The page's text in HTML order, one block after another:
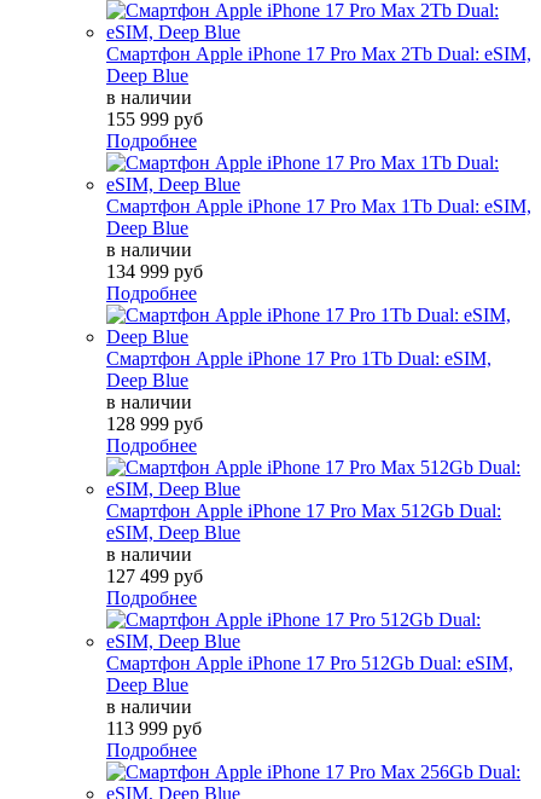
Смартфон Apple iPhone 17 Pro Max 2Tb Dual: eSIM,
Deep Blue
в наличии
155 999 руб
Подробнее
Смартфон Apple iPhone 17 Pro Max 1Tb Dual: eSIM,
Deep Blue
в наличии
134 999 руб
Подробнее
Смартфон Apple iPhone 17 Pro 1Tb Dual: eSIM,
Deep Blue
в наличии
128 999 руб
Подробнее
Смартфон Apple iPhone 17 Pro Max 512Gb Dual:
eSIM, Deep Blue
в наличии
127 499 руб
Подробнее
Смартфон Apple iPhone 17 Pro 512Gb Dual: eSIM,
Deep Blue
в наличии
113 999 руб
Подробнее